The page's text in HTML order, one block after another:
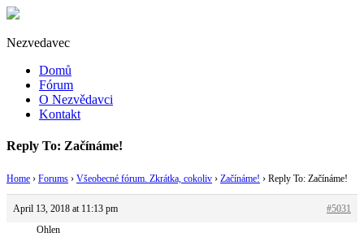
Nezvedavec
Domů
Fórum
O Nezvědavci
Kontakt
Reply To: Začínáme!
Home › Forums › Všeobecné fórum. Zkrátka, cokoliv › Začínáme! › Reply To: Začínáme!
April 13, 2018 at 11:13 pm
#5031
Ohlen